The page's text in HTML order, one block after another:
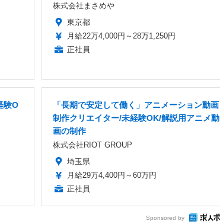
株式会社まさめや
東京都
月給22万4,000円～28万1,250円
正社員
験O
「長期で安定して働く」アニメーション動画
制作クリエイター/未経験OK/解説用アニメ動
画の制作
株式会社RIOT GROUP
埼玉県
月給29万4,400円～60万円
正社員
Sponsored by